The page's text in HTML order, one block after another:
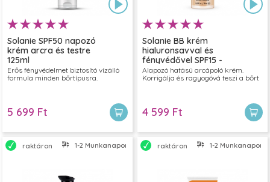
Solanie SPF50 napozó
krém arcra és testre
125ml
Erős fényvédelmet biztosító vízálló
formula minden bőrtípusra.
5 699 Ft
Solanie BB krém
hialuronsavval és
fényvédővel SPF15 -
világos 30ml
Alapozó hatású arcápoló krém.
Korrigálja és ragyogóvá teszi a bőrt
4 599 Ft
raktáron 1-2 Munkanapon belül szállítjuk
raktáron 1-2 Munkanapon